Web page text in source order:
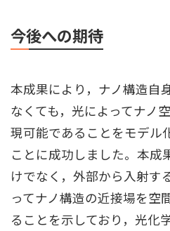
今後への期待
本成果により，ナノ構造自
なくても，光によってナノ
現可能であることをモデル
ことに成功しました。本成
けでなく，外部から入射す
ってナノ構造の近接場を空
ることを示しており，光化